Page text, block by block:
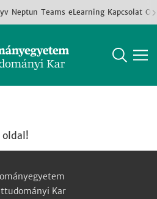
Neptun Teams eLearning Kapcsolat
oldal!
Kar